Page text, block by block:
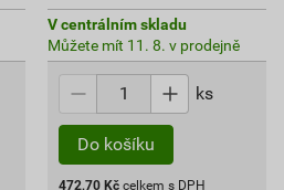
V centrálním skladu
Můžete mít 11. 8. v prodejně
ks
Do košíku
472,70 Kč celkem s DPH